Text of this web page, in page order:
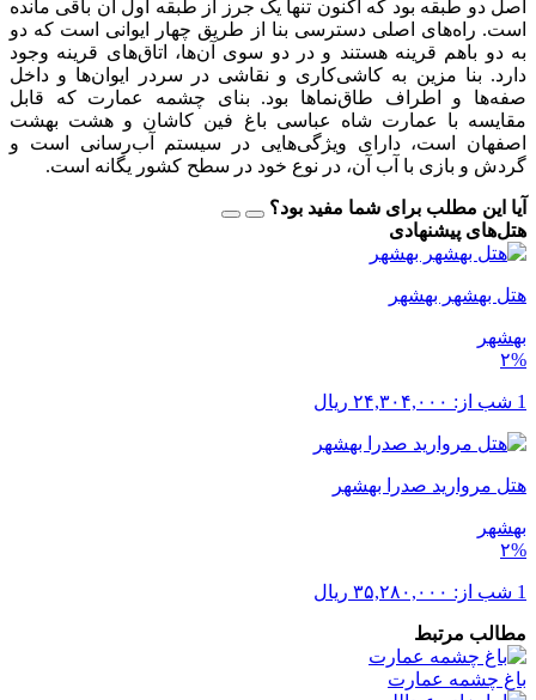
اصل دو طبقه بود که اکنون تنها یک جرز از طبقه اول آن باقى‌ مانده
است. راه‌هاى اصلى دسترسى بنا از طریق چهار ایوانى است که دو
به دو باهم قرینه هستند و در دو سوى آن‌ها، اتاق‌هاى قرینه وجود
دارد. بنا مزین به کاشى‌کارى و نقاشى در سردر ایوان‌ها و داخل
صفه‌ها و اطراف طاق‌نماها بود. بناى چشمه عمارت که قابل
مقایسه با عمارت شاه عباسى باغ فین کاشان و هشت بهشت
اصفهان است، داراى ویژگى‌هایى در سیستم آب‌رسانى است و
گردش و بازى با آب آن، در نوع خود در سطح کشور یگانه است.
آیا این مطلب برای شما مفید بود؟
هتل‌های پیشنهادی
هتل بهشهر بهشهر
بهشهر
۲%
1 شب از: ۲۴,۳۰۴,۰۰۰ ریال
هتل مروارید صدرا بهشهر
بهشهر
۲%
1 شب از: ۳۵,۲۸۰,۰۰۰ ریال
مطالب مرتبط
باغ چشمه عمارت